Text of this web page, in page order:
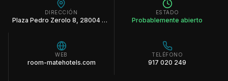
DIRECCIÓN
Plaza Pedro Zerolo 8, 28004 Madrid España
ESTADO
Probablemente abierto
WEB
room-matehotels.com
TELÉFONO
917 020 249